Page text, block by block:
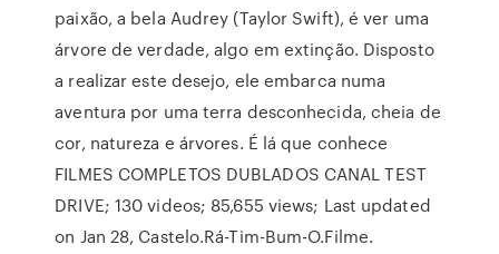
paixão, a bela Audrey (Taylor Swift), é ver uma
árvore de verdade, algo em extinção. Disposto
a realizar este desejo, ele embarca numa
aventura por uma terra desconhecida, cheia de
cor, natureza e árvores. É lá que conhece
FILMES COMPLETOS DUBLADOS CANAL TEST
DRIVE; 130 videos; 85,655 views; Last updated
on Jan 28, Castelo.Rá-Tim-Bum-O.Filme.